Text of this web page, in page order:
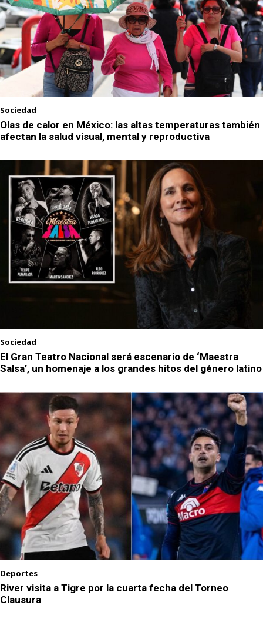
Sociedad
Olas de calor en México: las altas temperaturas también
afectan la salud visual, mental y reproductiva
Sociedad
El Gran Teatro Nacional será escenario de ‘Maestra
Salsa’, un homenaje a los grandes hitos del género latino
Deportes
River visita a Tigre por la cuarta fecha del Torneo
Clausura